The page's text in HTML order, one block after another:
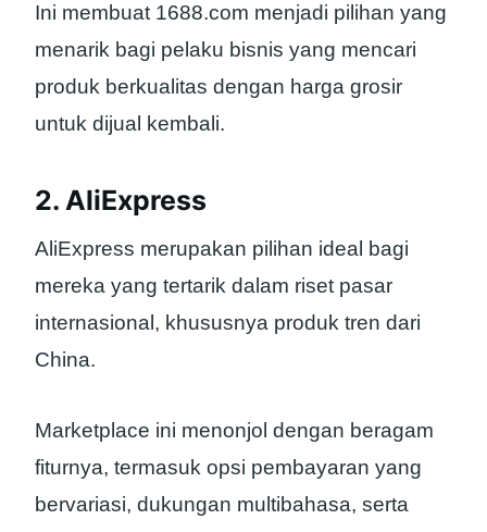
Ini membuat 1688.com menjadi pilihan yang
menarik bagi pelaku bisnis yang mencari
produk berkualitas dengan harga grosir
untuk dijual kembali.
2. AliExpress
AliExpress merupakan pilihan ideal bagi
mereka yang tertarik dalam riset pasar
internasional, khususnya produk tren dari
China.
Marketplace ini menonjol dengan beragam
fiturnya, termasuk opsi pembayaran yang
bervariasi, dukungan multibahasa, serta